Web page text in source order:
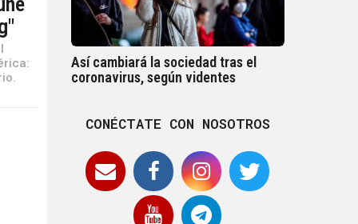
Así cambiará la sociedad tras el
coronavirus, según videntes
CONÉCTATE CON NOSOTROS